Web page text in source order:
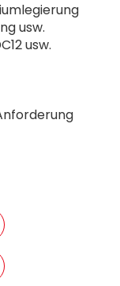
usw.
usw.